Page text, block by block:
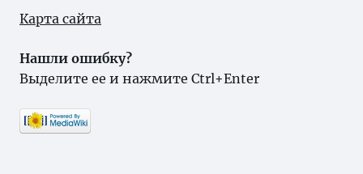
Карта сайта
Нашли ошибку?
Выделите ее и нажмите Ctrl+Enter